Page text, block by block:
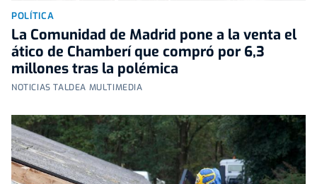
POLÍTICA
La Comunidad de Madrid pone a la venta el
ático de Chamberí que compró por 6,3
millones tras la polémica
NOTICIAS TALDEA MULTIMEDIA